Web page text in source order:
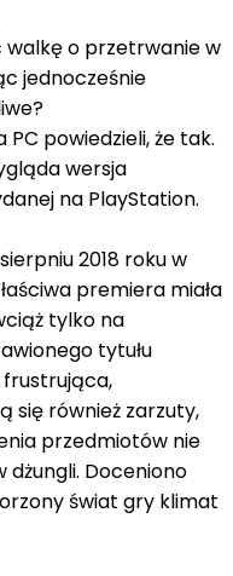
o przetrwanie w
jednocześnie
powiedzieli, że tak.
wersja
na PlayStation.
2018 roku w
premiera miała
tylko na
tytułu
się również zarzuty,
przedmiotów nie
Doceniono
świat gry klimat